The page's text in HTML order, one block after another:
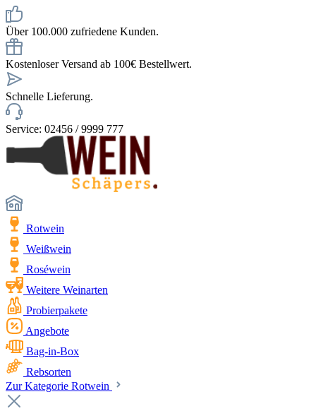
Über 100.000 zufriedene Kunden.
Kostenloser Versand ab 100€ Bestellwert.
Schnelle Lieferung.
Service: 02456 / 9999 777
Rotwein
Weißwein
Roséwein
Weitere Weinarten
Probierpakete
Angebote
Bag-in-Box
Rebsorten
Zur Kategorie Rotwein